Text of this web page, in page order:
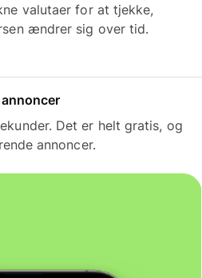
valutaer for at tjekke,
ændrer sig over tid.
Det er helt gratis, og
annoncer.